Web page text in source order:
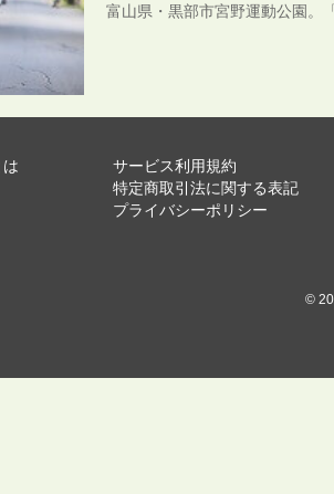
富山県・黒部市宮野運動公園。
サービス利用規約
特定商取引法に関する表記
プライバシーポリシー
©